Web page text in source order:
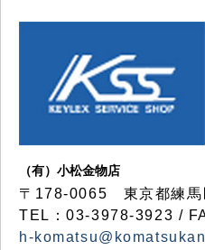
（有）小松金物店
〒178-0065 東京都練馬
TEL：03-3978-3923 /
h-